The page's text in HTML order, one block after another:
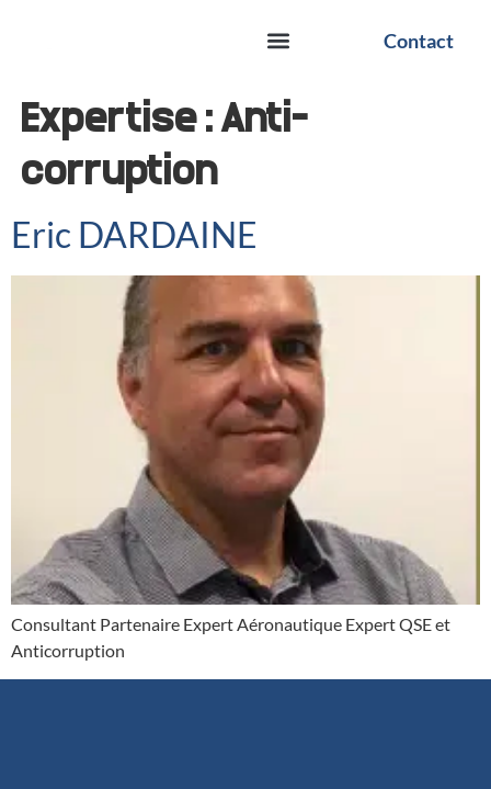
Contact
Expertise :Anti-
corruption
Eric DARDAINE
Consultant Partenaire Expert Aéronautique Expert QSE et
Anticorruption